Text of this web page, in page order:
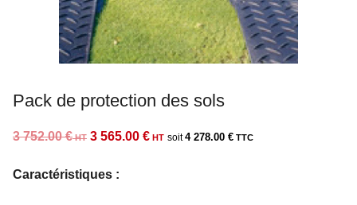
Pack de protection des sols
3 752.00€
Le
initial
3 565.00 €
Le 4 278.00 €
Caractéristiques :